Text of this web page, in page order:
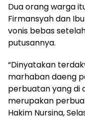
Dua orang warga
Firmansyah dan
vonis bebas
putusannya.
“Dinyatakan
marhaban daeng
perbuatan yang di
merupakan
Hakim Nursina,